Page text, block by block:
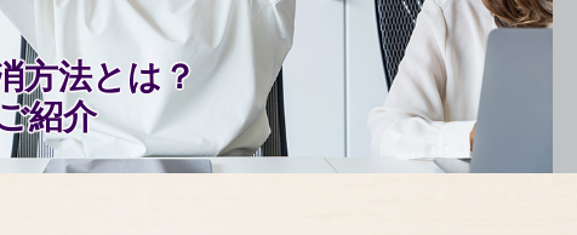
方法とは？
紹介